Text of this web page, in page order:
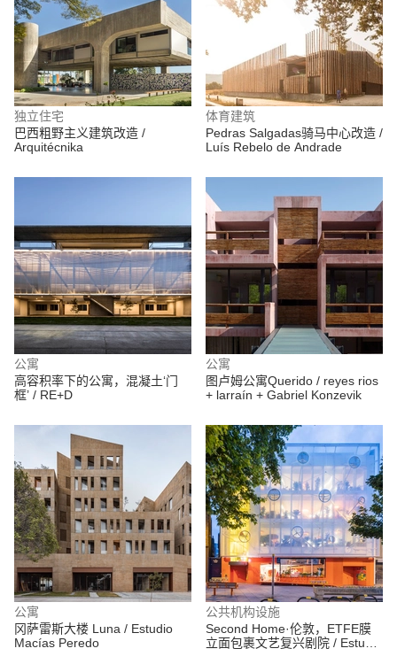
独立住宅
巴西粗野主义建筑改造 /
Arquitécnika
体育建筑
Pedras Salgadas骑马中心改造 /
Luís Rebelo de Andrade
公寓
高容积率下的公寓，混凝土‘门
框’ / RE+D
公寓
图卢姆公寓Querido / reyes rios
+ larraín + Gabriel Konzevik
公寓
冈萨雷斯大楼 Luna / Estudio
Macías Peredo
公共机构设施
Second Home·伦敦，ETFE膜
立面包裹文艺复兴剧院 / Estudio